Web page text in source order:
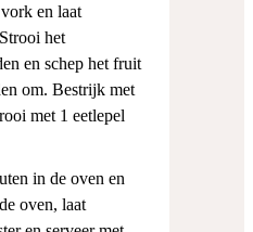
en laat
het
en schep het fruit
om. Bestrijk met
met 1 eetlepel
in de oven en
oven, laat